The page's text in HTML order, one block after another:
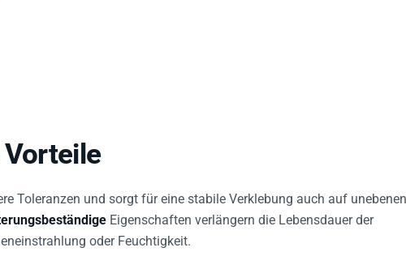
Toleranzen und sorgt für eine stabile Verklebung auch auf unebenen
Eigenschaften verlängern die Lebensdauer der
oder Feuchtigkeit.